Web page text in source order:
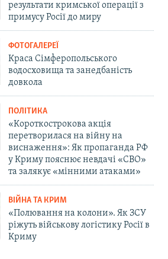
результати кримської операції з
примусу Росії до миру
ФОТОГАЛЕРЕЇ
Краса Сімферопольського
водосховища та занедбаність
довкола
ПОЛІТИКА
«Короткострокова акція
перетворилася на війну на
виснаження»: Як пропаганда РФ
у Криму пояснює невдачі «СВО»
та залякує «мінними атаками»
ВІЙНА ТА КРИМ
«Полювання на колони». Як ЗСУ
ріжуть військову логістику Росії в
Криму